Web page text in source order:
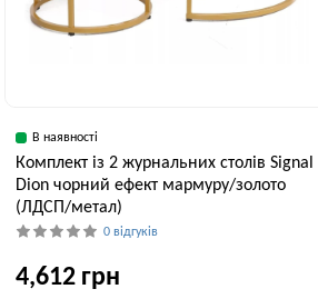
В наявності
Комплект із 2 журнальних столів Signal
Dion чорний ефект мармуру/золото
(ЛДСП/метал)
0 відгуків
4,612 грн